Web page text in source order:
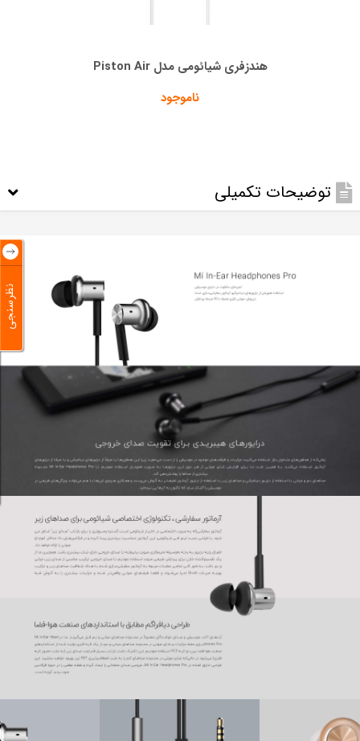
هندزفری شیائومی مدل Piston Air
ناموجود
توضیحات تکمیلی
نظرسنجی